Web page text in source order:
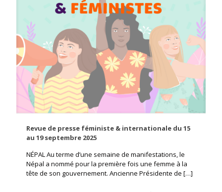
Revue de presse féministe & internationale du 15
au 19 septembre 2025
NÉPAL Au terme d’une semaine de manifestations, le
Népal a nommé pour la première fois une femme à la
tête de son gouvernement. Ancienne Présidente de […]